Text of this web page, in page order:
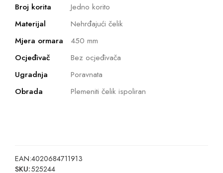
Broj korita
Jedno korito
Materijal
Nehrđajući čelik
Mjera ormara
450 mm
Ocjeđivač
Bez ocjeđivača
Ugradnja
Poravnata
Obrada
Plemeniti čelik ispoliran
EAN:4020684711913
SKU:525244